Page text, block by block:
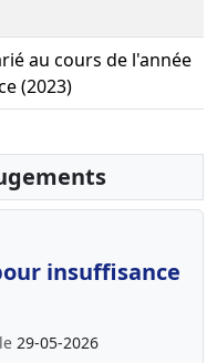
au cours de l'année
(2023)
insuffisance
29-05-2026